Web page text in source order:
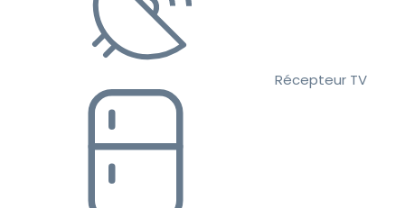
Récepteur TV